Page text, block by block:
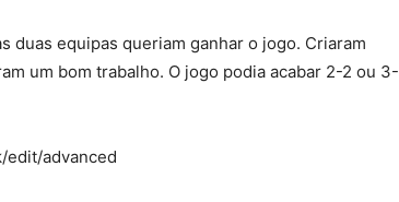
duas equipas queriam ganhar o jogo. Criaram
um bom trabalho. O jogo podia acabar 2-2 ou 3-
edit/advanced